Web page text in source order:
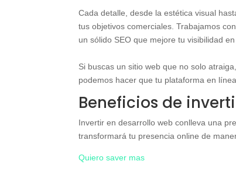
Cada detalle, desde la estética visual
tus objetivos comerciales. Trabajamos
un sólido SEO que mejore tu visibilidad en
Si buscas un sitio web que no solo
podemos hacer que tu plataforma en
Beneficios de
Invertir en desarrollo web conlleva una
transformará tu presencia online de
Quiero saver mas